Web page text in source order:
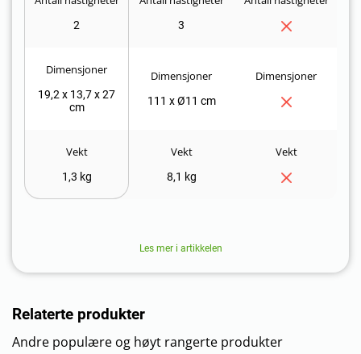
2 3
Dimensjoner
19,2 x 13,7 x 27
cm
Dimensjoner
111 x Ø11 cm
Dimensjoner
Vekt
1,3 kg
Vekt
8,1 kg
Vekt
Les mer i artikkelen
Relaterte produkter
Andre populære og høyt rangerte produkter